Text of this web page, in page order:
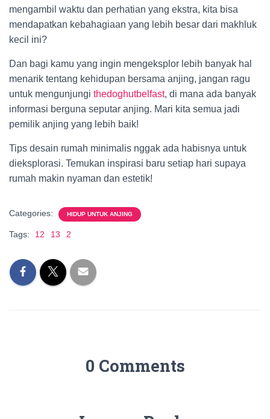
mengambil waktu dan perhatian yang ekstra, kita bisa
mendapatkan kebahagiaan yang lebih besar dari makhluk
kecil ini?
Dan bagi kamu yang ingin mengeksplor lebih banyak hal
menarik tentang kehidupan bersama anjing, jangan ragu
untuk mengunjungi thedoghutbelfast, di mana ada banyak
informasi berguna seputar anjing. Mari kita semua jadi
pemilik anjing yang lebih baik!
Tips desain rumah minimalis nggak ada habisnya untuk
dieksplorasi. Temukan inspirasi baru setiap hari supaya
rumah makin nyaman dan estetik!
Categories: HIDUP UNTUK ANJING
Tags: 12 13 2
0 Comments